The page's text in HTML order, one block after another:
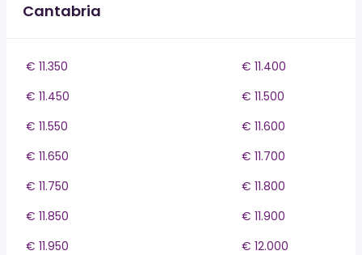
Cantabria
€ 11.350
€ 11.400
€ 11.450
€ 11.500
€ 11.550
€ 11.600
€ 11.650
€ 11.700
€ 11.750
€ 11.800
€ 11.850
€ 11.900
€ 11.950
€ 12.000